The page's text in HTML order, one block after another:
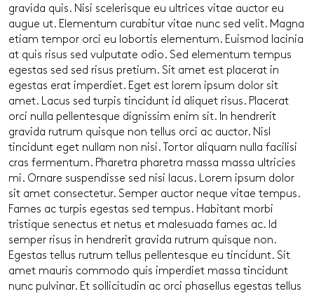
gravida quis. Nisi scelerisque eu ultrices vitae auctor eu
augue ut. Elementum curabitur vitae nunc sed velit. Magna
etiam tempor orci eu lobortis elementum. Euismod lacinia
at quis risus sed vulputate odio. Sed elementum tempus
egestas sed sed risus pretium. Sit amet est placerat in
egestas erat imperdiet. Eget est lorem ipsum dolor sit
amet. Lacus sed turpis tincidunt id aliquet risus. Placerat
orci nulla pellentesque dignissim enim sit. In hendrerit
gravida rutrum quisque non tellus orci ac auctor. Nisl
tincidunt eget nullam non nisi. Tortor aliquam nulla facilisi
cras fermentum. Pharetra pharetra massa massa ultricies
mi. Ornare suspendisse sed nisi lacus. Lorem ipsum dolor
sit amet consectetur. Semper auctor neque vitae tempus.
Fames ac turpis egestas sed tempus. Habitant morbi
tristique senectus et netus et malesuada fames ac. Id
semper risus in hendrerit gravida rutrum quisque non.
Egestas tellus rutrum tellus pellentesque eu tincidunt. Sit
amet mauris commodo quis imperdiet massa tincidunt
nunc pulvinar. Et sollicitudin ac orci phasellus egestas tellus